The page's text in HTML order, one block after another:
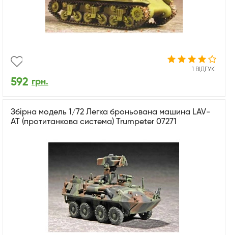
1 ВІДГУК
592 грн.
Збірна модель 1/72 Легка броньована машина LAV-
AT (протитанкова система) Trumpeter 07271